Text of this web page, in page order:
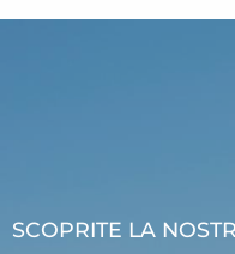
SCOPRITE LA